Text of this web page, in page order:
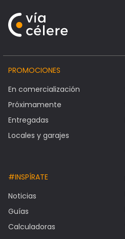
PROMOCIONES
En comercialización
Próximamente
Entregadas
Locales y garajes
#INSPÍRATE
Noticias
Guías
Calculadoras